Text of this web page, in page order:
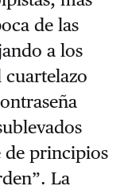
de las
a los
cuartelazo
de principios
La